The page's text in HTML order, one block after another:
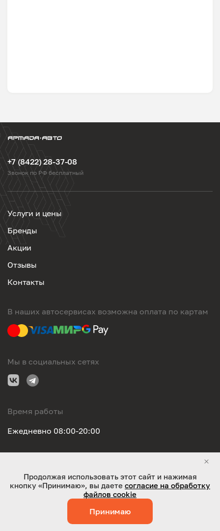
+7 (8422) 28-37-08
Звонок по РФ бесплатный
Услуги и цены
Бренды
Акции
Отзывы
Контакты
В наших автосервисах возможна оплата по картам
Мы в социальных сетях
Время работы
Ежедневно 08:00-20:00
ООО "Оригинал-сервис". Все права защищены 2026
Работает на технологиях:Jaky
Продолжая использовать этот сайт и нажимая
кнопку «Принимаю», вы даете согласие на обработку
файлов cookie
Принимаю